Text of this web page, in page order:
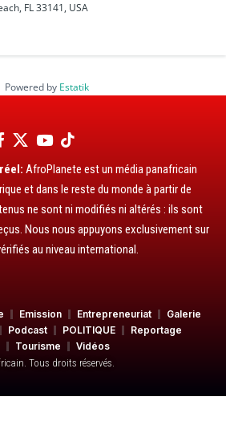
FL 33141, USA
Powered by Estatik
AfroPlanete est un média panafricain
et dans le reste du monde à partir de
ne sont ni modifiés ni altérés : ils sont
Nous nous appuyons exclusivement sur
au niveau international.
Emission Entrepreneuriat
Galerie
Podcast POLITIQUE
Reportage
Tourisme
Vidéos
Tous droits réservés.